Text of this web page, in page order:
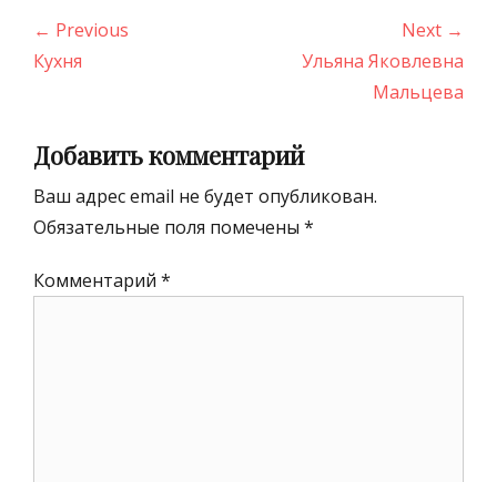
Навигация
по
← Previous
Previous
Кухня
Next →
Ульяна Яковлевна
Мальцева
Добавить комментарий
Ваш адрес email не будет опубликован.
Обязательные поля помечены *
Комментарий *